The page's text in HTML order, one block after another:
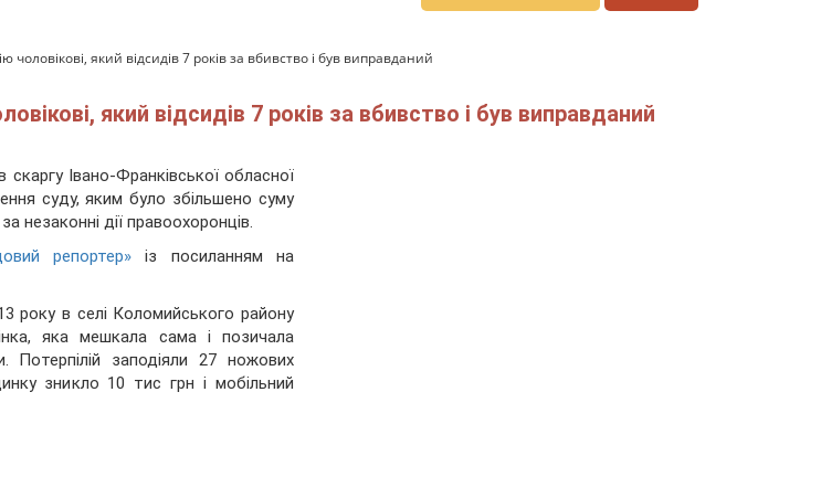
який відсидів 7 років за вбивство і був виправданий
який відсидів 7 років за вбивство і був виправданий
Івано-Франківської обласної
суду, яким було збільшено суму
незаконні дії правоохоронців.
репортер» із посиланням на
року в селі Коломийського району
яка мешкала сама і позичала
Потерпілій заподіяли 27 ножових
зникло 10 тис грн і мобільний